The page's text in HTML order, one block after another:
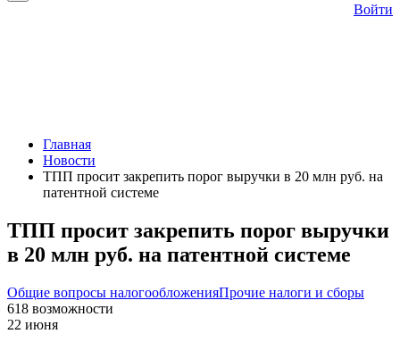
Войти
Главная
Новости
ТПП просит закрепить порог выручки в 20 млн руб. на
патентной системе
ТПП просит закрепить порог выручки
в 20 млн руб. на патентной системе
Общие вопросы налогообложенияПрочие налоги и сборы
618 возможности
22 июня